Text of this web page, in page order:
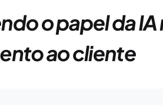
o papel da IA
ao cliente